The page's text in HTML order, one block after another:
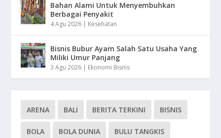
Bahan Alami Untuk Menyembuhkan
Berbagai Penyakit
4 Agu 2026 | Kesehatan
Bisnis Bubur Ayam Salah Satu Usaha Yang
Miliki Umur Panjang
3 Agu 2026 | Ekonomi Bisnis
ARENA BALI BERITA TERKINI BISNIS
BOLA BOLA DUNIA BULU TANGKIS